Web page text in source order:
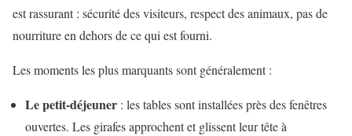
est rassurant : sécurité des visiteurs, respect des animaux, pas de
nourriture en dehors de ce qui est fourni.
Les moments les plus marquants sont généralement :
Le petit-déjeuner : les tables sont installées près des fenêtres
ouvertes. Les girafes approchent et glissent leur tête à